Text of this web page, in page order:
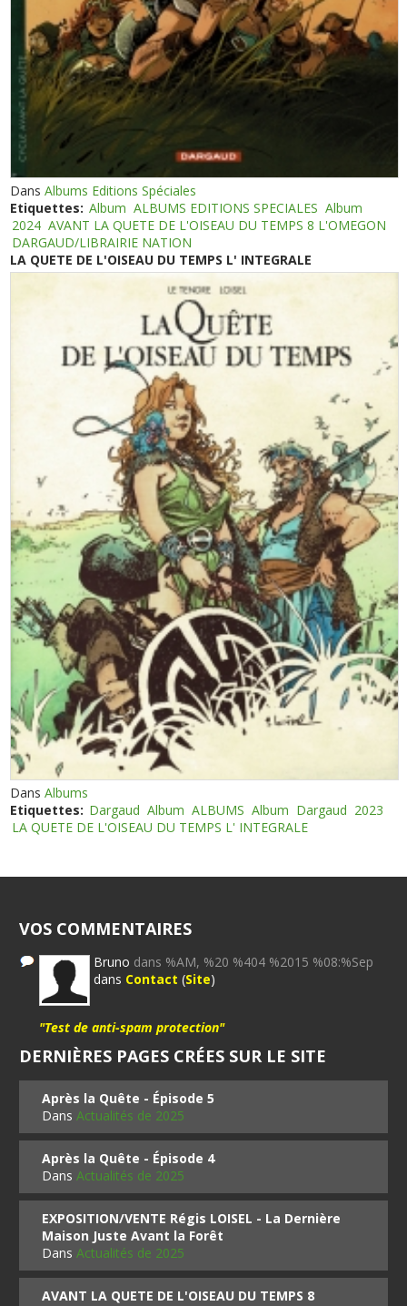
DansAlbums Editions Spéciales
Etiquettes: Album ALBUMS EDITIONS SPECIALES Album
2024 AVANT LA QUETE DE L'OISEAU DU TEMPS 8 L'OMEGON
DARGAUD/LIBRAIRIE NATION
LA QUETE DE L'OISEAU DU TEMPS L' INTEGRALE
DansAlbums
Etiquettes: Dargaud Album ALBUMS Album Dargaud 2023
LA QUETE DE L'OISEAU DU TEMPS L' INTEGRALE
VOS COMMENTAIRES
Bruno dans %AM, %20 %404 %2015 %08:%Sep
dans Contact (Site)
"Test de anti-spam protection"
DERNIÈRES PAGES CRÉES SUR LE SITE
Après la Quête - Épisode 5
DansActualités de 2025
Après la Quête - Épisode 4
DansActualités de 2025
EXPOSITION/VENTE Régis LOISEL - La Dernière
Maison Juste Avant la Forêt
DansActualités de 2025
AVANT LA QUETE DE L'OISEAU DU TEMPS 8